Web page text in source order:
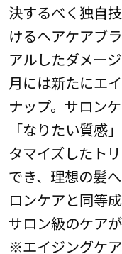
決するべく独自
けるヘアケアブ
アルしたダメー
月には新たにエ
ナップ。サロン
「なりたい質感
タマイズしたト
でき、理想の髪
ロンケアと同等
サロン級のケア
※エイジングケ